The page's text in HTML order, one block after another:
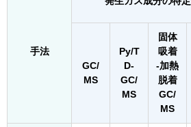
手法
GC/
MS
Py/T
D-
GC/
MS
固体
吸着
-加熱
脱着
GC/
MS